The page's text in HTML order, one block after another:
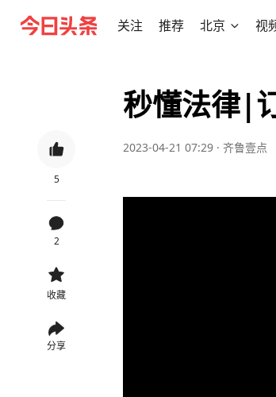
关注 推荐 北京 视
5
2
收藏
分享
秒懂法律|
2023-04-21 07:29 · 齐鲁壹点